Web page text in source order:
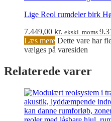
Lige Reol rumdeler birk
7.449,00 kr. ekskl. moms.
Læs mere Dette vare har
vælges på varesiden
Relaterede varer